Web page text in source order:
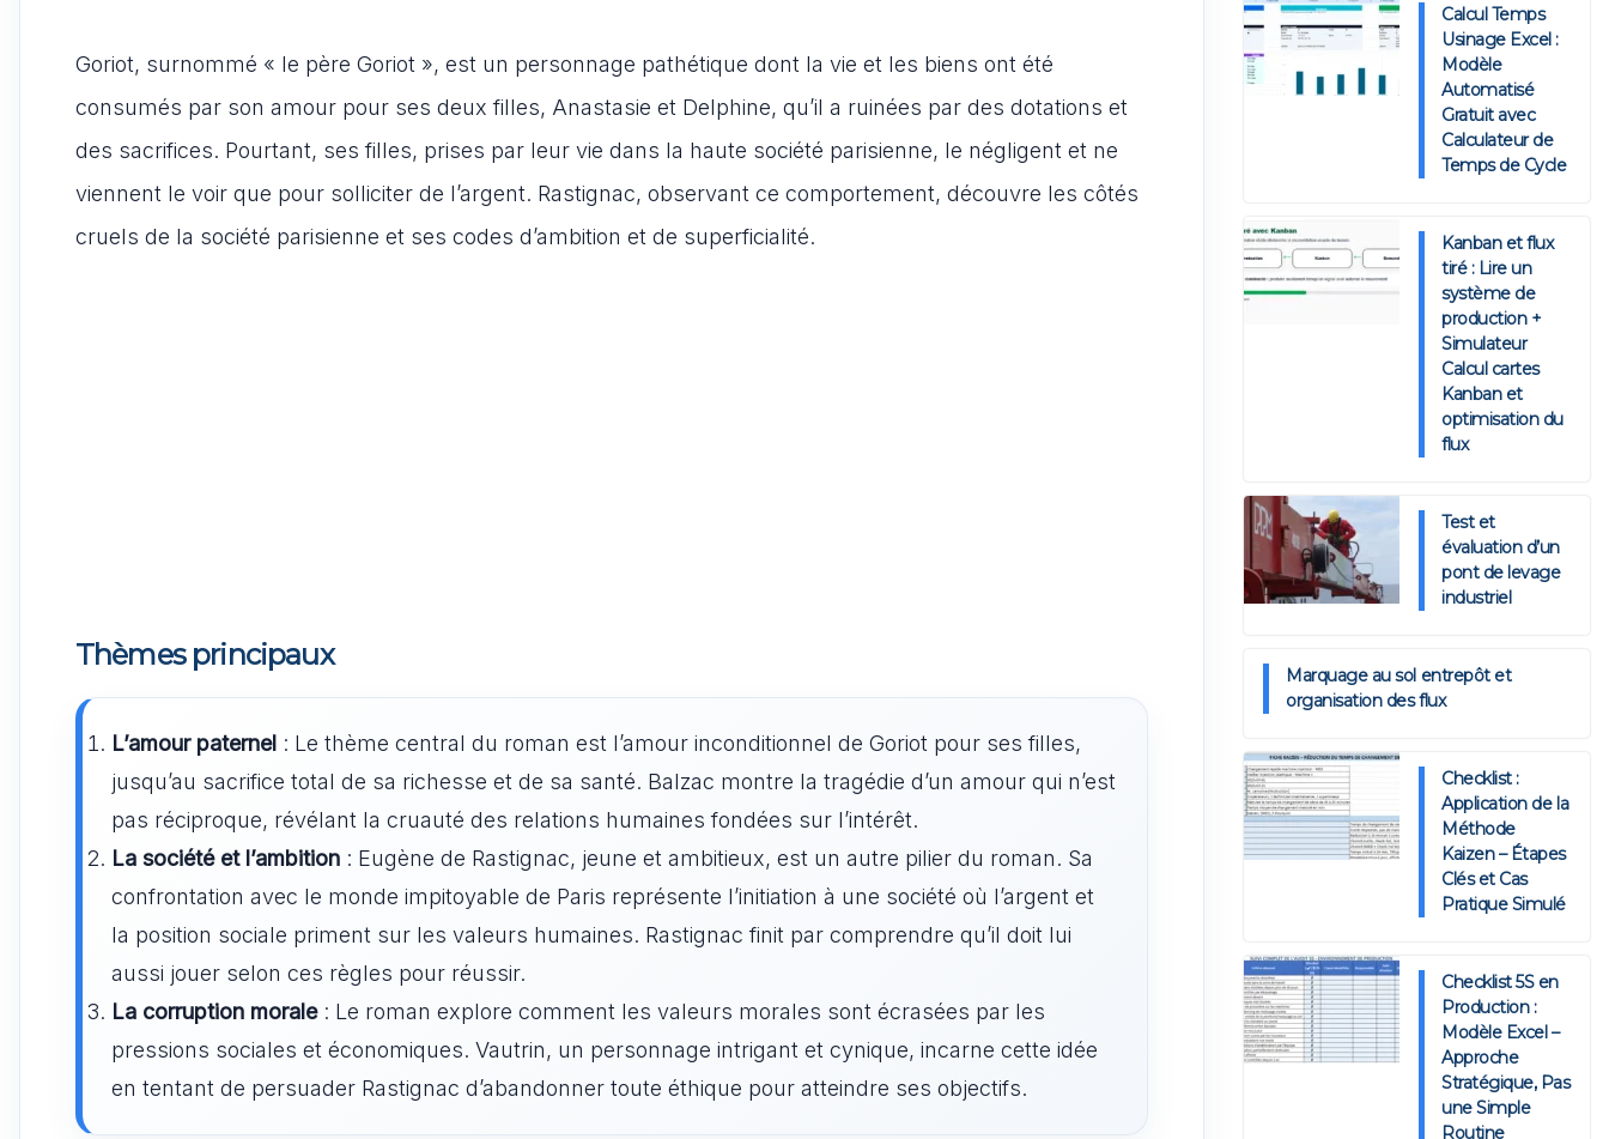
Goriot, surnommé « le père Goriot », est un personnage pathétique dont la vie et les biens ont été
consumés par son amour pour ses deux filles, Anastasie et Delphine, qu’il a ruinées par des dotations et
des sacrifices. Pourtant, ses filles, prises par leur vie dans la haute société parisienne, le négligent et ne
viennent le voir que pour solliciter de l’argent. Rastignac, observant ce comportement, découvre les côtés
cruels de la société parisienne et ses codes d’ambition et de superficialité.
Thèmes principaux
L’amour paternel : Le thème central du roman est l’amour inconditionnel de Goriot pour ses filles,
jusqu’au sacrifice total de sa richesse et de sa santé. Balzac montre la tragédie d’un amour qui n’est
pas réciproque, révélant la cruauté des relations humaines fondées sur l’intérêt.
La société et l’ambition : Eugène de Rastignac, jeune et ambitieux, est un autre pilier du roman. Sa
confrontation avec le monde impitoyable de Paris représente l’initiation à une société où l’argent et
la position sociale priment sur les valeurs humaines. Rastignac finit par comprendre qu’il doit lui
aussi jouer selon ces règles pour réussir.
La corruption morale: Le roman explore comment les valeurs morales sont écrasées par les
pressions sociales et économiques. Vautrin, un personnage intrigant et cynique, incarne cette idée
en tentant de persuader Rastignac d’abandonner toute éthique pour atteindre ses objectifs.
Calcul Temps
Usinage Excel :
Modèle
Automatisé
Gratuit avec
Calculateur de
Temps de Cycle
Kanban et flux
tiré : Lire un
système de
production +
Simulateur
Calcul cartes
Kanban et
optimisation du
flux
Test et
évaluation d’un
pont de levage
industriel
Marquage au sol entrepôt et
organisation des flux
Checklist :
Application de la
Méthode
Kaizen – Étapes
Clés et Cas
Pratique Simulé
Checklist 5S en
Production :
Modèle Excel –
Approche
Stratégique, Pas
une Simple
Routine